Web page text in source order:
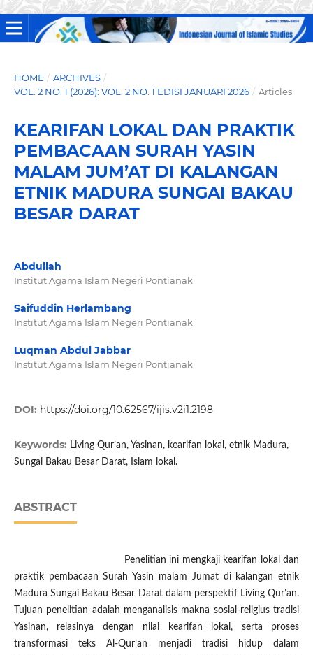
HOME / ARCHIVES /
VOL. 2 NO. 1 (2026): VOL. 2 NO. 1 EDISI JANUARI 2026 / Articles
KEARIFAN LOKAL DAN PRAKTIK
PEMBACAAN SURAH YASIN
MALAM JUM’AT DI KALANGAN
ETNIK MADURA SUNGAI BAKAU
BESAR DARAT
Abdullah
Institut Agama Islam Negeri Pontianak
Saifuddin Herlambang
Institut Agama Islam Negeri Pontianak
Luqman Abdul Jabbar
Institut Agama Islam Negeri Pontianak
DOI: https://doi.org/10.62567/ijis.v2i1.2198
Keywords: Living Qur’an, Yasinan, kearifan lokal, etnik Madura,
Sungai Bakau Besar Darat, Islam lokal.
ABSTRACT
Penelitian ini mengkaji kearifan lokal dan
praktik pembacaan Surah Yasin malam Jumat di kalangan etnik
Madura Sungai Bakau Besar Darat dalam perspektif Living Qur’an.
Tujuan penelitian adalah menganalisis makna sosial-religius tradisi
Yasinan, relasinya dengan nilai kearifan lokal, serta proses
transformasi teks Al-Qur’an menjadi tradisi hidup dalam